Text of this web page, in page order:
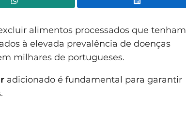
alimentos processados que tenham
à elevada prevalência de doenças
milhares de portugueses.
adicionado é fundamental para garantir